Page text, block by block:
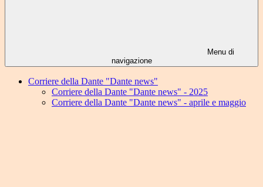
Menu di
navigazione
Corriere della Dante "Dante news"
Corriere della Dante "Dante news" - 2025
Corriere della Dante "Dante news" - aprile e maggio